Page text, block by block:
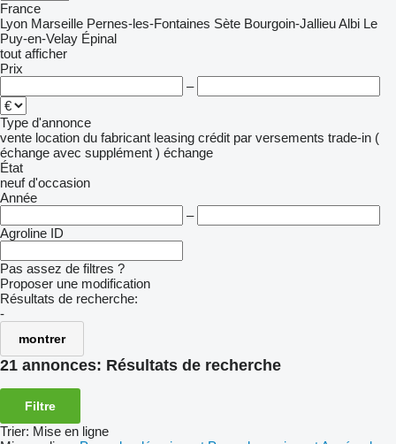
France
Lyon Marseille Pernes-les-Fontaines Sète Bourgoin-JallieuAlbi Le
Puy-en-Velay Épinal
tout afficher
Prix
–
Type d'annonce
vente location du fabricant leasing crédit par versements trade-in (
échange avec supplément ) échange
État
neuf d'occasion
Année
–
Agroline ID
Pas assez de filtres ?
Proposer une modification
Résultats de recherche:
-
montrer
21 annonces: Résultats de recherche
Filtre
Trier: Mise en ligne